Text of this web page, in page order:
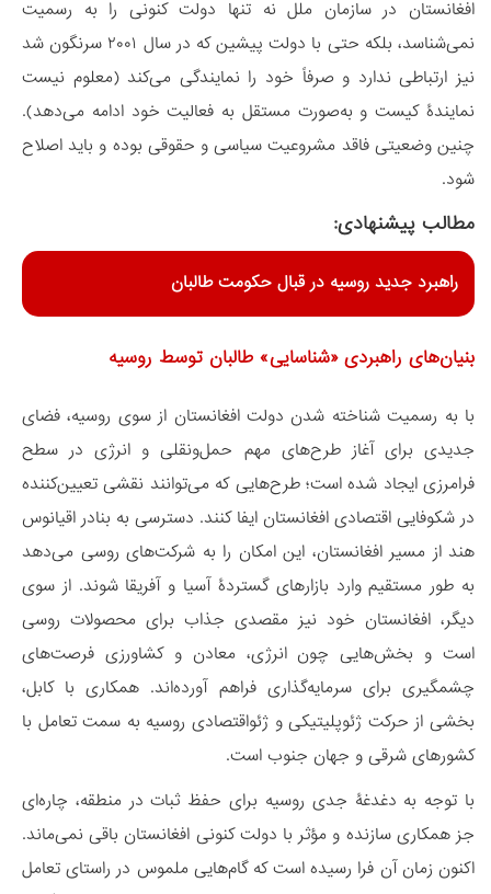
افغانستان در سازمان ملل نه تنها دولت کنونی را به رسمیت
نمی‌شناسد، بلکه حتی با دولت پیشین که در سال ۲۰۰۱ سرنگون شد
نیز ارتباطی ندارد و صرفاً خود را نمایندگی می‌کند (معلوم نیست
نمایندۀ کیست و به‌صورت مستقل به فعالیت خود ادامه می‌دهد).
چنین وضعیتی فاقد مشروعیت سیاسی و حقوقی بوده و باید اصلاح
شود.
مطالب پیشنهادی:
راهبرد جدید روسیه در قبال حکومت طالبان
بنیان‌های راهبردی «شناسایی» طالبان توسط روسیه
با به رسمیت شناخته شدن دولت افغانستان از سوی روسیه، فضای
جدیدی برای آغاز طرح‌های مهم حمل‌ونقلی و انرژی در سطح
فرامرزی ایجاد شده است؛ طرح‌هایی که می‌توانند نقشی تعیین‌کننده
در شکوفایی اقتصادی افغانستان ایفا کنند. دسترسی به بنادر اقیانوس
هند از مسیر افغانستان، این امکان را به شرکت‌های روسی می‌دهد
به طور مستقیم وارد بازارهای گستردۀ آسیا و آفریقا شوند. از سوی
دیگر، افغانستان خود نیز مقصدی جذاب برای محصولات روسی
است و بخش‌هایی چون انرژی، معادن و کشاورزی فرصت‌های
چشمگیری برای سرمایه‌گذاری فراهم آورده‌اند. همکاری با کابل،
بخشی از حرکت ژئوپلیتیکی و ژئواقتصادی روسیه به سمت تعامل با
کشورهای شرقی و جهان جنوب است.
با توجه به دغدغۀ‌ جدی روسیه برای حفظ ثبات در منطقه، چاره‌ای
جز همکاری سازنده و مؤثر با دولت کنونی افغانستان باقی نمی‌ماند.
اکنون زمان آن فرا رسیده است که گام‌هایی ملموس در راستای تعامل